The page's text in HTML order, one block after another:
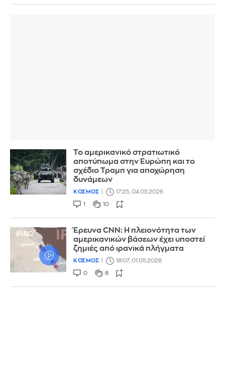
Το αμερικανικό στρατιωτικό
αποτύπωμα στην Ευρώπη και το
σχέδιο Τραμπ για αποχώρηση
δυνάμεων
ΚΟΣΜΟΣ 17:25, 04.05.2026
1 10
Έρευνα CNN: Η πλειονότητα των
αμερικανικών βάσεων έχει υποστεί
ζημιές από ιρανικά πλήγματα
ΚΟΣΜΟΣ 18:07, 01.05.2026
0 8